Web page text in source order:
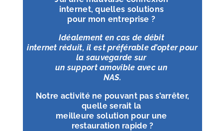
internet, quelles solutions
pour mon entreprise ?
Idéalement en cas de débit
internet réduit, il est préférable d’opter pour
la sauvegarde sur
un support amovible avec un
NAS.
Notre activité ne pouvant pass’arrêter,
quelle serait la
meilleure solution pour une
restauration rapide ?